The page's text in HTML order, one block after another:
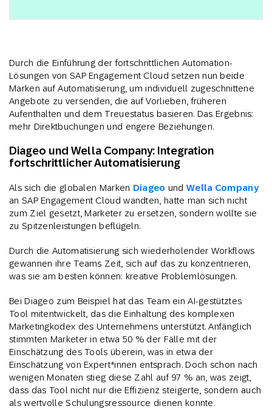
Durch die Einführung der fortschrittlichen Automation-
Lösungen von SAP Engagement Cloud setzen nun beide
Marken auf Automatisierung, um individuell zugeschnittene
Angebote zu versenden, die auf Vorlieben, früheren
Aufenthalten und dem Treuestatus basieren. Das Ergebnis:
mehr Direktbuchungen und engere Beziehungen.
Diageo und Wella Company: Integration
fortschrittlicher Automatisierung
Als sich die globalen Marken Diageo undWella Company
an SAP Engagement Cloud wandten, hatte man sich nicht
zum Ziel gesetzt, Marketer zu ersetzen, sondern wollte sie
zu Spitzenleistungen beflügeln.
Durch die Automatisierung sich wiederholender Workflows
gewannen ihre Teams Zeit, sich auf das zu konzentrieren,
was sie am besten können: kreative Problemlösungen.
Bei Diageo zum Beispiel hat das Team ein AI-gestütztes
Tool mitentwickelt, das die Einhaltung des komplexen
Marketingkodex des Unternehmens unterstützt. Anfänglich
stimmten Marketer in etwa 50 % der Fälle mit der
Einschätzung des Tools überein, was in etwa der
Einschätzung von Expert*innen entsprach. Doch schon nach
wenigen Monaten stieg diese Zahl auf 97 % an, was zeigt,
dass das Tool nicht nur die Effizienz steigerte, sondern auch
als wertvolle Schulungsressource dienen konnte.